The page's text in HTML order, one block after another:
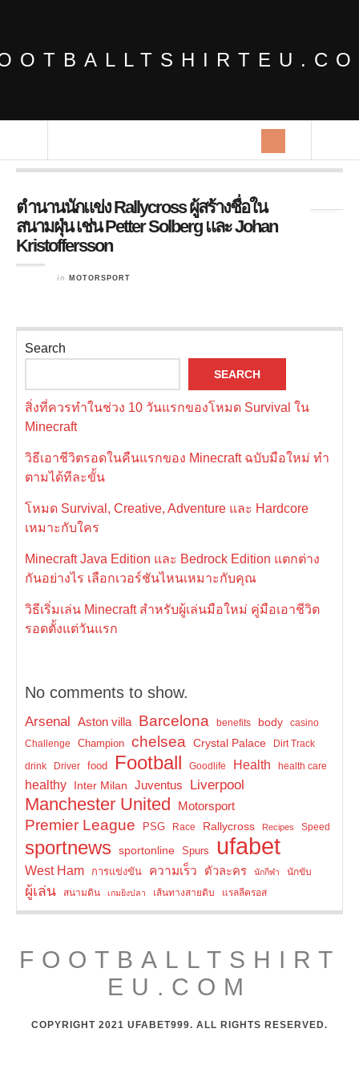
ตำนานนักแข่ง Rallycross ผู้สร้างชื่อใน
สนามฝุ่น เช่น Petter Solberg และ Johan
Kristoffersson
in MOTORSPORT
Search
SEARCH
สิ่งที่ควรทำในช่วง 10 วันแรกของโหมด Survival ใน
Minecraft
วิธีเอาชีวิตรอดในคืนแรกของ Minecraft ฉบับมือใหม่ ทำ
ตามได้ทีละขั้น
โหมด Survival, Creative, Adventure และ Hardcore
เหมาะกับใคร
Minecraft Java Edition และ Bedrock Edition แตกต่าง
กันอย่างไร เลือกเวอร์ชันไหนเหมาะกับคุณ
วิธีเริ่มเล่น Minecraft สำหรับผู้เล่นมือใหม่ คู่มือเอาชีวิต
รอดตั้งแต่วันแรก
No comments to show.
Arsenal Aston villa Barcelona benefits body
casino
Challenge
Champion chelsea Crystal Palace
Dirt Track
drink
Driver food Football Goodlife Health health care
healthy Inter Milan Juventus Liverpool
Manchester United Motorsport
Premier League PSG Race Rallycross Recipes Speed
sportnews sportonline Spurs ufabet
West Ham การแข่งขัน ความเร็ว ตัวละคร นักกีฬา นักขับ
ผู้เล่น สนามดิน เกมยิงปลา เส้นทางสายดิบ แรลลีครอส
FOOTBALLTSHIRT
EU.COM
COPYRIGHT 2021 UFABET999. ALL RIGHTS RESERVED.